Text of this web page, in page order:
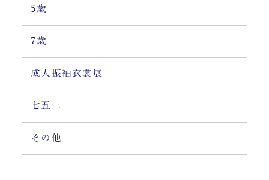
5歳
7歳
成人振袖衣裳展
七五三
その他